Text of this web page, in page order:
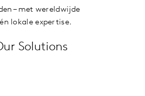
– met wereldwijde
lokale expertise.
Solutions